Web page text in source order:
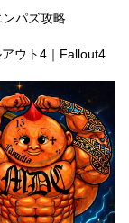
ンパズ攻略
ウト4｜Fallout4